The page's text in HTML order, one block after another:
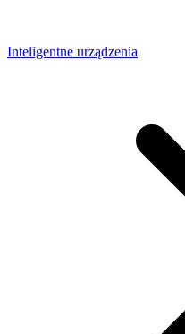
Inteligentne urządzenia